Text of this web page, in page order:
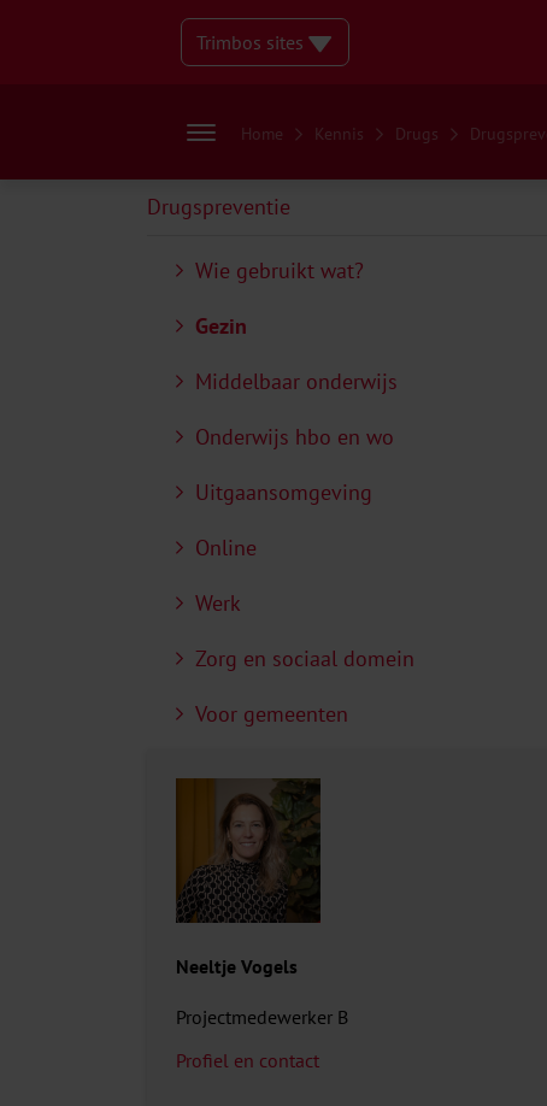
Trimbos sites
Home Kennis Drugs
Drugspreventie
Wie gebruikt wat?
Gezin
Middelbaar onderwijs
Onderwijs hbo en wo
Uitgaansomgeving
Online
Werk
Zorg en sociaal domein
Voor gemeenten
Neeltje Vogels
Projectmedewerker B
Profiel en contact